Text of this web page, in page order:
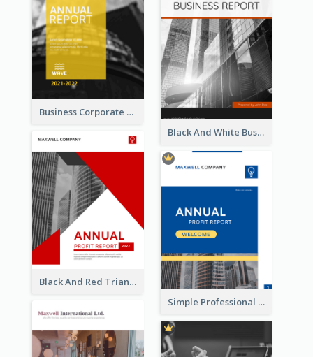
Business Corporate Annual Report
Black And White Business Report
Black And Red Triangular Annual Report Design Ideas
Simple Professional Blue Business Report Design Ideas